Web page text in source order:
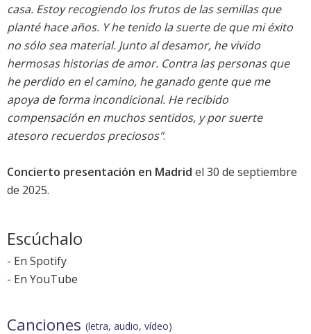
casa. Estoy recogiendo los frutos de las semillas que
planté hace años. Y he tenido la suerte de que mi éxito
no sólo sea material. Junto al desamor, he vivido
hermosas historias de amor. Contra las personas que
he perdido en el camino, he ganado gente que me
apoya de forma incondicional. He recibido
compensación en muchos sentidos, y por suerte
atesoro recuerdos preciosos".
Concierto presentación en Madrid el 30 de septiembre
de 2025.
Escúchalo
- En Spotify
- En YouTube
Canciones (letra, audio, vídeo)